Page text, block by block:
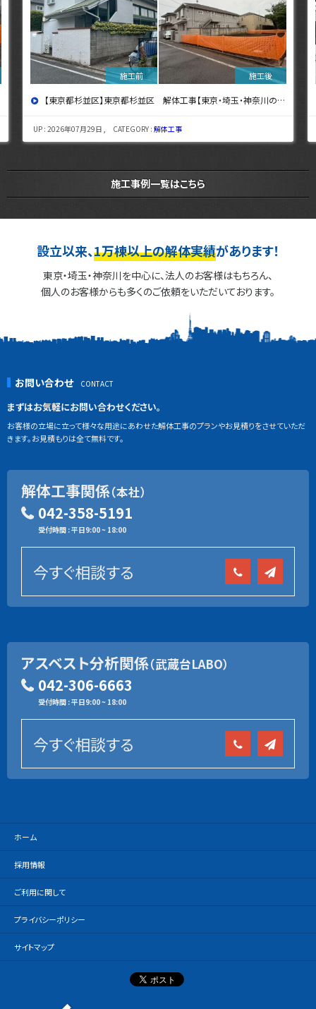
【東京都杉並区】東京都杉並区 解体工事【東京・埼玉・神奈川の解体工事なら東央建設へ】
UP : 2026年07月29日 , CATEGORY :解体工事
施工事例一覧はこちら
設立以来、1万棟以上の解体実績があります！
東京・埼玉・神奈川を中心に、法人のお客様はもちろん、
個人のお客様からも多くのご依頼をいただいております。
お問い合わせ
まずはお気軽にお問い合わせください。
お客様の立場に立って様々な用途にあわせた解体工事のプランやお見積りをさせていただ
きます。お見積もりは全て無料です。
解体工事関係（本社）
042-358-5191
受付時間 : 平日9:00 ~ 18:00
今すぐ相談する
アスベスト分析関係（武蔵台LABO）
042-306-6663
受付時間 : 平日9:00 ~ 18:00
今すぐ相談する
ホーム
採用情報
ご利用に関して
プライバシーポリシー
サイトマップ